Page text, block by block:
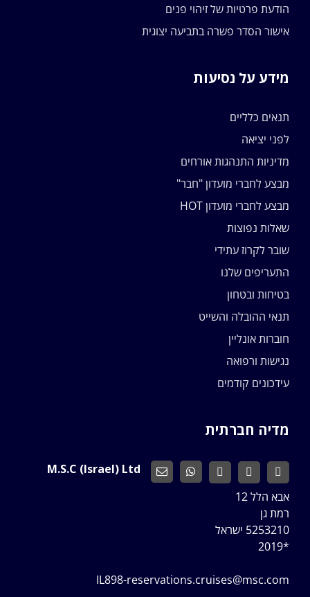
הודעת פרטיות של זיהוי פנים
אישור הסדר פשרה בתביעה יצוגית
מידע על נסיעות
תנאים כלליים
לפני יציאה
מדיניות התנהגות אורחים
מבצע לחברי מועדון "חבר"
מבצע לחברי מועדון HOT
שאלות נפוצות
שובר לקרוז עתידי
התעריפים שלנו
בטיחות ובטחון
תנאי ההובלה והשייט
חוברות אונליין
נגישות ורפואה
עידכונים קודמים
מדיה חברתית
M.S.C (Israel) Ltd
אבא הלל 12
רמת גן
5253210 ישראל
*2019
IL898-reservations.cruises@msc.com